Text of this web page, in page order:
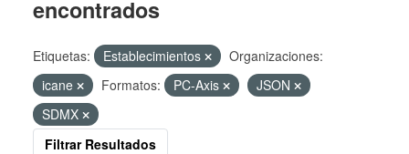
encontrados
Etiquetas: Establecimientos
Organizaciones:
icane
Formatos: PC-Axis
JSON
SDMX
Filtrar Resultados